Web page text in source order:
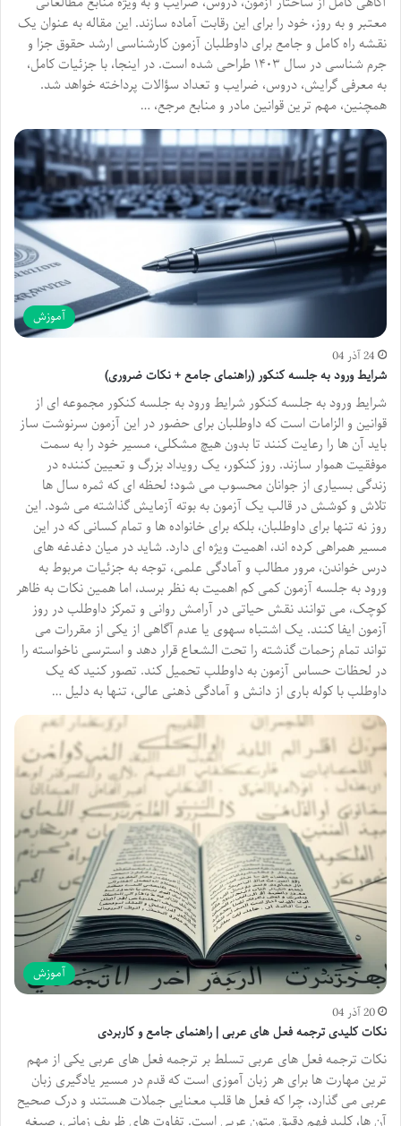
معتبر و به روز، خود را برای این رقابت آماده سازند. این مقاله به عنوان یک
نقشه راه کامل و جامع برای داوطلبان آزمون کارشناسی ارشد حقوق جزا و
جرم شناسی در سال ۱۴۰۳ طراحی شده است. در اینجا، با جزئیات کامل،
به معرفی گرایش، دروس، ضرایب و تعداد سؤالات پرداخته خواهد شد.
همچنین، مهم ترین قوانین مادر و منابع مرجع، …
آموزش
24 آذر 04
شرایط ورود به جلسه کنکور (راهنمای جامع + نکات ضروری)
شرایط ورود به جلسه کنکور شرایط ورود به جلسه کنکور مجموعه ای از
قوانین و الزامات است که داوطلبان برای حضور در این آزمون سرنوشت ساز
باید آن ها را رعایت کنند تا بدون هیچ مشکلی، مسیر خود را به سمت
موفقیت هموار سازند. روز کنکور، یک رویداد بزرگ و تعیین کننده در
زندگی بسیاری از جوانان محسوب می شود؛ لحظه ای که ثمره سال ها
تلاش و کوشش در قالب یک آزمون به بوته آزمایش گذاشته می شود. این
روز نه تنها برای داوطلبان، بلکه برای خانواده ها و تمام کسانی که در این
مسیر همراهی کرده اند، اهمیت ویژه ای دارد. شاید در میان دغدغه های
درس خواندن، مرور مطالب و آمادگی علمی، توجه به جزئیات مربوط به
ورود به جلسه آزمون کمی کم اهمیت به نظر برسد، اما همین نکات به ظاهر
کوچک، می توانند نقش حیاتی در آرامش روانی و تمرکز داوطلب در روز
آزمون ایفا کنند. یک اشتباه سهوی یا عدم آگاهی از یکی از مقررات می
تواند تمام زحمات گذشته را تحت الشعاع قرار دهد و استرسی ناخواسته را
در لحظات حساس آزمون به داوطلب تحمیل کند. تصور کنید که یک
داوطلب با کوله باری از دانش و آمادگی ذهنی عالی، تنها به دلیل …
آموزش
20 آذر 04
نکات کلیدی ترجمه فعل های عربی | راهنمای جامع و کاربردی
نکات ترجمه فعل های عربی تسلط بر ترجمه فعل های عربی یکی از مهم
ترین مهارت ها برای هر زبان آموزی است که قدم در مسیر یادگیری زبان
عربی می گذارد، چرا که فعل ها قلب معنایی جملات هستند و درک صحیح
آن ها، کلید فهم دقیق متون عربی است. تفاوت های ظریف زمانی، صیغه